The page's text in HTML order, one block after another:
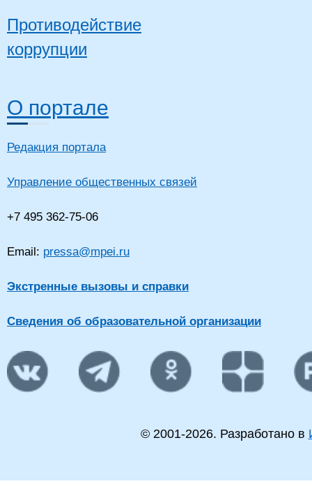
Противодействие
коррупции
О портале
Редакция портала
Управление общественных связей
+7 495 362-75-06
Email: pressa@mpei.ru
Экстренные вызовы и справки
Сведения об образовательной организации
© 2001-2026. Разработано в